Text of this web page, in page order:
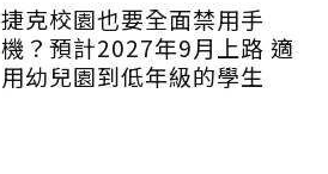
捷克校園也要全面禁用手
機？預計2027年9月上路 適
用幼兒園到低年級的學生